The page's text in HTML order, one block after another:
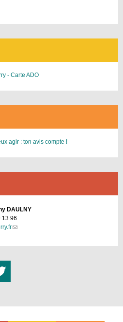
- Carte ADO
agir : ton avis compte !
DAULNY
13 96
(link
e-